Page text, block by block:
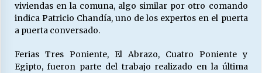
viviendas en la comuna, algo similar por otro comando
indica Patricio Chandía, uno de los expertos en el puerta
a puerta conversado.
Ferias Tres Poniente, El Abrazo, Cuatro Poniente y
Egipto, fueron parte del trabajo realizado en la última